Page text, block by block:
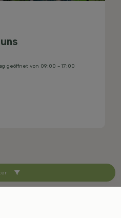
geöffnet von 09:00 - 17:00